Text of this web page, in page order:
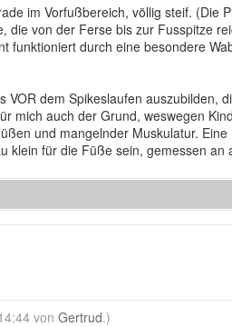
im Vorfußbereich, völlig steif. (Die
von der Ferse bis zur Fusspitze
durch eine besondere
dem Spikeslaufen auszubilden,
mich auch der Grund, weswegen
und mangelnder Muskulatur.
für die Füße sein, gemessen
von Gertrud.)